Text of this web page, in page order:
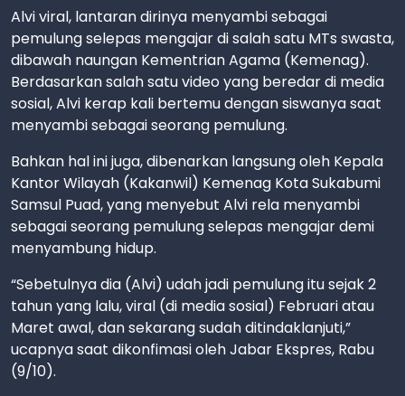
Alvi viral, lantaran dirinya menyambi sebagai
pemulung selepas mengajar di salah satu MTs swasta,
dibawah naungan Kementrian Agama (Kemenag).
Berdasarkan salah satu video yang beredar di media
sosial, Alvi kerap kali bertemu dengan siswanya saat
menyambi sebagai seorang pemulung.
Bahkan hal ini juga, dibenarkan langsung oleh Kepala
Kantor Wilayah (Kakanwil) Kemenag Kota Sukabumi
Samsul Puad, yang menyebut Alvi rela menyambi
sebagai seorang pemulung selepas mengajar demi
menyambung hidup.
“Sebetulnya dia (Alvi) udah jadi pemulung itu sejak 2
tahun yang lalu, viral (di media sosial) Februari atau
Maret awal, dan sekarang sudah ditindaklanjuti,”
ucapnya saat dikonfimasi oleh Jabar Ekspres, Rabu
(9/10).